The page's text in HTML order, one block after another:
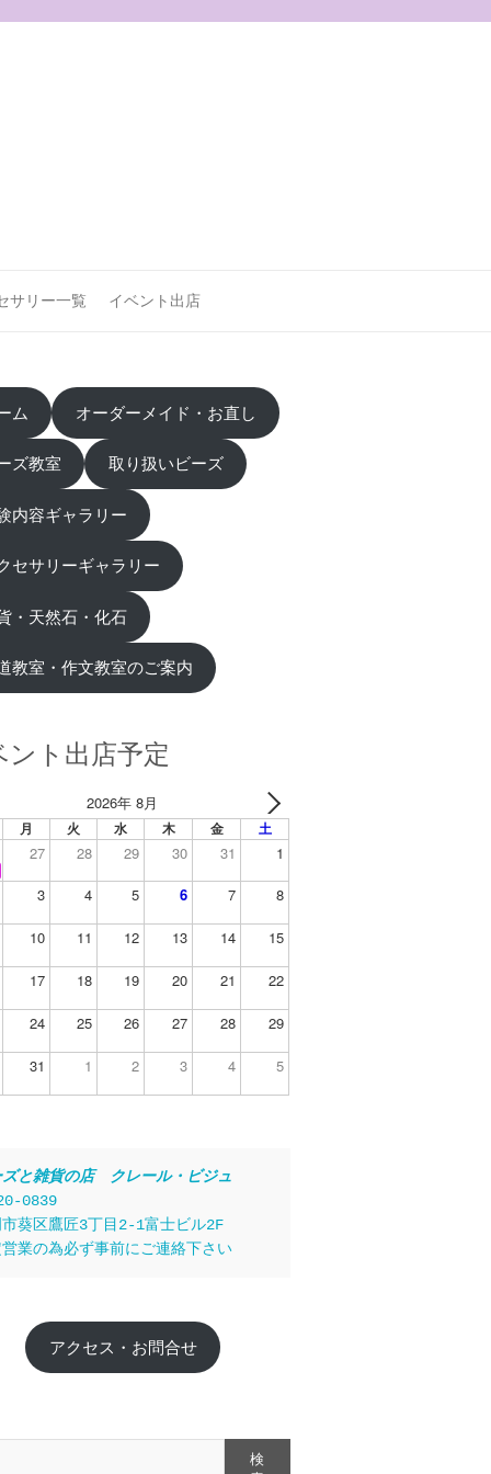
サリー一覧 イベント出店
ム オーダーメイド・お直し
ズ教室 取り扱いビーズ
内容ギャラリー
セサリーギャラリー
・天然石・化石
教室・作文教室のご案内
ント出店予定
2026年 8月
月 火 水 木 金 土
27 28 29 30 31
1
3
4 5 6 7 8
10 11 12 13 14 15
17 18 19 20 21 22
24 25 26 27 28 29
31 1 2 3 4 5
と雑貨の店　クレール・ビジュ
0839
葵区鷹匠3丁目2-1富士ビル2F
業の為必ず事前にご連絡下さい
アクセス・お問合せ
検